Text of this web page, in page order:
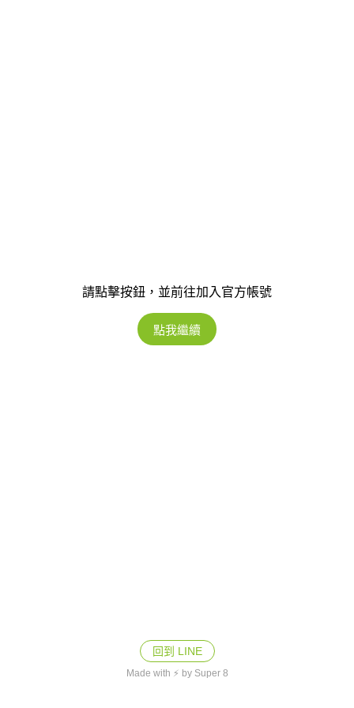
請點擊按鈕，並前往加入官方帳號
點我繼續
回到 LINE
Made with ⚡ by Super 8